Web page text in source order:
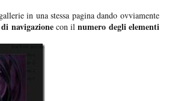
in una stessa pagina dando ovviamente
navigazionecon ilnumero degli elementi